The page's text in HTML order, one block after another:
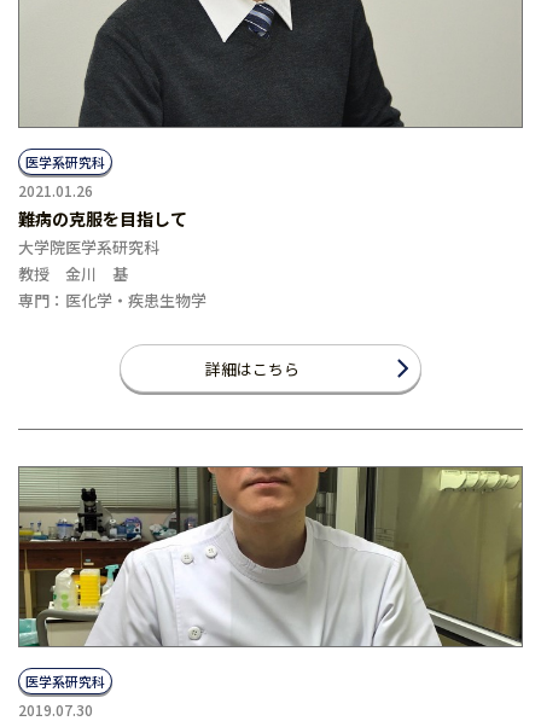
医学系研究科
2021.01.26
難病の克服を目指して
大学院医学系研究科
教授 金川 基
専門：医化学・疾患生物学
詳細はこちら
医学系研究科
2019.07.30